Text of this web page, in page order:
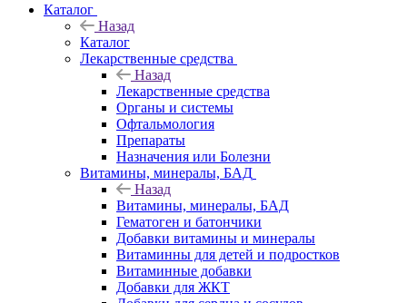
Каталог
Назад
Каталог
Лекарственные средства
Назад
Лекарственные средства
Органы и системы
Офтальмология
Препараты
Назначения или Болезни
Витамины, минералы, БАД
Назад
Витамины, минералы, БАД
Гематоген и батончики
Добавки витамины и минералы
Витаминны для детей и подростков
Витаминные добавки
Добавки для ЖКТ